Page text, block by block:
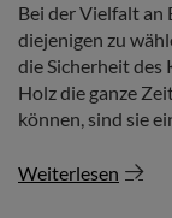
Bei der Vielfalt an
diejenigen zu
die Sicherheit des
Holz die ganze
können, sind sie
Weiterlesen